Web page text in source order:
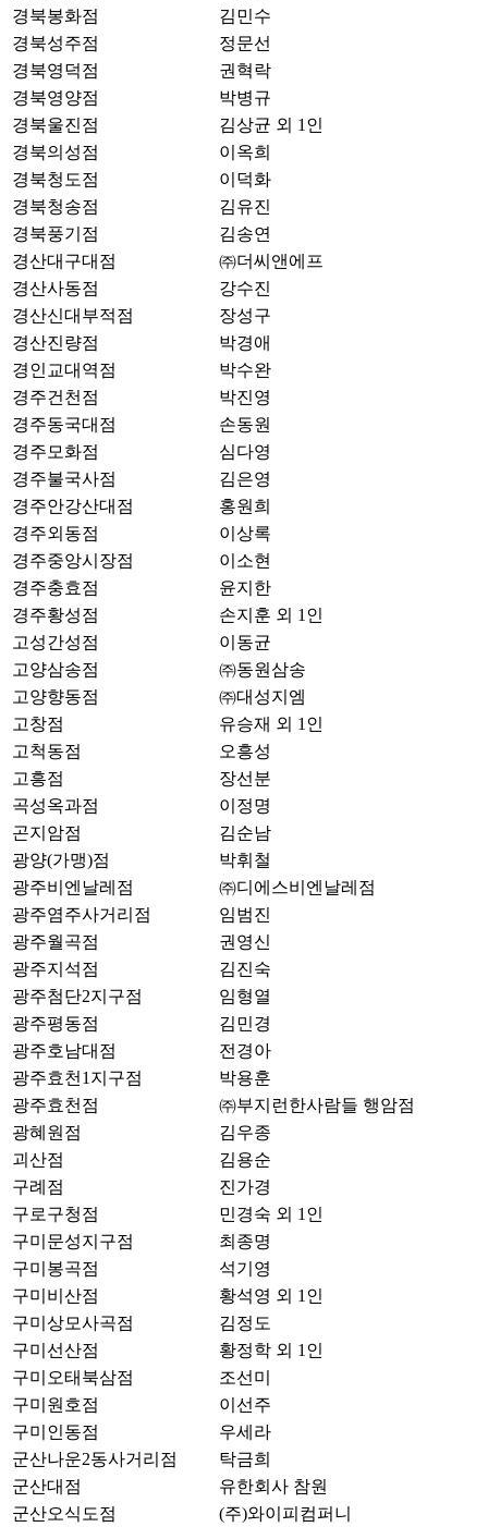
경북봉화점
김민수
경북성주점
정문선
경북영덕점
권혁락
경북영양점
박병규
경북울진점
김상균 외 1인
경북의성점
이옥희
경북청도점
이덕화
경북청송점
김유진
경북풍기점
김송연
경산대구대점
㈜더씨앤에프
경산사동점
강수진
경산신대부적점
장성구
경산진량점
박경애
경인교대역점
박수완
경주건천점
박진영
경주동국대점
손동원
경주모화점
심다영
경주불국사점
김은영
경주안강산대점
홍원희
경주외동점
이상록
경주중앙시장점
이소현
경주충효점
윤지한
경주황성점
손지훈 외 1인
고성간성점
이동균
고양삼송점
㈜동원삼송
고양향동점
㈜대성지엠
고창점
유승재 외 1인
고척동점
오흥성
고흥점
장선분
곡성옥과점
이정명
곤지암점
김순남
광양(가맹)점
박휘철
광주비엔날레점
㈜디에스비엔날레점
광주염주사거리점
임범진
광주월곡점
권영신
광주지석점
김진숙
광주첨단2지구점
임형열
광주평동점
김민경
광주호남대점
전경아
광주효천1지구점
박용훈
광주효천점
㈜부지런한사람들 행암점
광혜원점
김우종
괴산점
김용순
구례점
진가경
구로구청점
민경숙 외 1인
구미문성지구점
최종명
구미봉곡점
석기영
구미비산점
황석영 외 1인
구미상모사곡점
김정도
구미선산점
황정학 외 1인
구미오태북삼점
조선미
구미원호점
이선주
구미인동점
우세라
군산나운2동사거리점
탁금희
군산대점
유한회사 참원
군산오식도점
(주)와이피컴퍼니